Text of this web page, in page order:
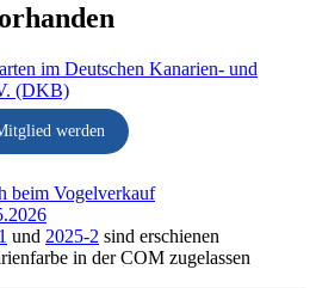
werden
beim Vogelverkauf
und 2025-2 sind erschienen
in der COM zugelassen